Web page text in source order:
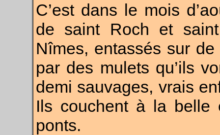
C’est dans le mois
de saint Roch et
Nîmes, entassés sur
par des mulets qu’ils
demi sauvages, vrais
Ils couchent à la belle
ponts.